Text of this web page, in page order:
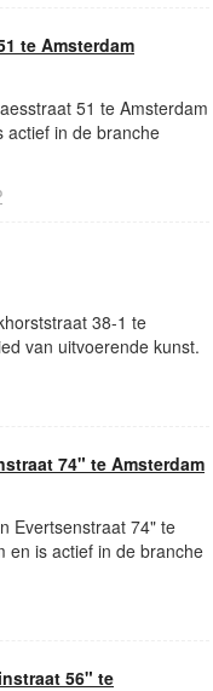
te Amsterdam
51 te Amsterdam
actief in de branche
38-1 te
van uitvoerende kunst.
74" te Amsterdam
Evertsenstraat 74" te
en is actief in de branche
56" te